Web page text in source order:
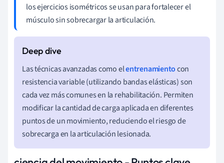
los ejercicios isométricos se usan para fortalecer el
músculo sin sobrecargar la articulación.
Las técnicas avanzadas como elentrenamientocon
resistencia variable (utilizando bandas elásticas) son
cada vez más comunes en la rehabilitación. Permiten
modificar la cantidad de carga aplicada en diferentes
puntos de un movimiento, reduciendo el riesgo de
sobrecarga en la articulación lesionada.